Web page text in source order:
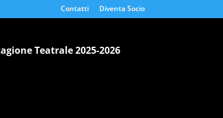
Contatti Diventa Socio
Teatrale 2025-2026